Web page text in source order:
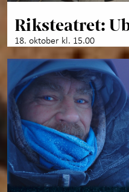
Riksteatret:
18. oktober kl. 15.00